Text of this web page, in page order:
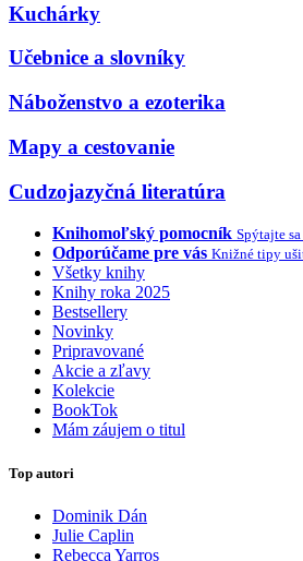
Kuchárky
Učebnice a slovníky
Náboženstvo a ezoterika
Mapy a cestovanie
Cudzojazyčná literatúra
Knihomoľský pomocník Spýtajte
Odporúčame pre vás Knižné tipy
Všetky knihy
Knihy roka 2025
Bestsellery
Novinky
Pripravované
Akcie a zľavy
Kolekcie
BookTok
Mám záujem o titul
Top autori
Dominik Dán
Julie Caplin
Rebecca Yarros